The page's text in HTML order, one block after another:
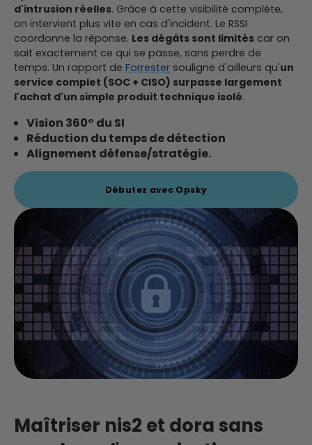
d'intrusion réelles. Grâce à cette visibilité complète,
on intervient plus vite en cas d'incident. Le RSSI
coordonne la réponse. Les dégâts sont limités car on
sait exactement ce qui se passe, sans perdre de
temps. Un rapport de Forrester souligne d'ailleurs qu'un
service complet (SOC + CISO) surpasse largement
l'achat d'un simple produit technique isolé.
Vision 360° du SI
Réduction du temps de détection
Alignement défense/stratégie.
Débutez avec Opsky
Maîtriser nis2 et dora sans